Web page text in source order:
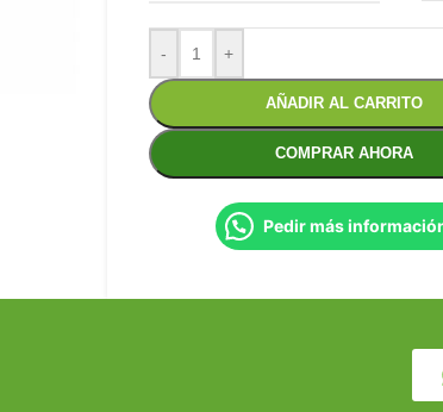
- +
AÑADIR AL CARRITO
COMPRAR AHORA
Pedir más